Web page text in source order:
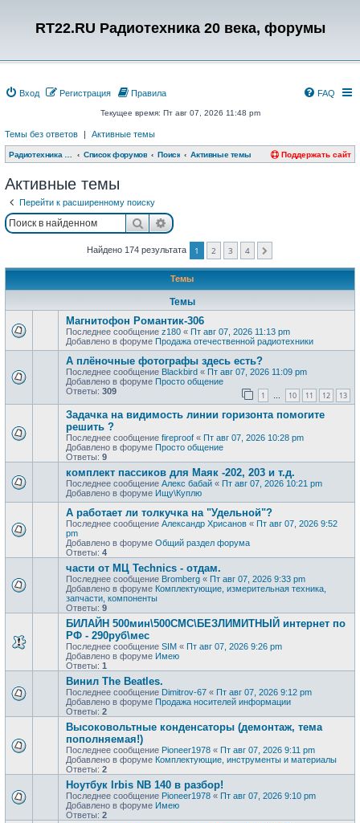
RT22.RU Радиотехника 20 века, форумы
Вход Регистрация FAQ
Правила
Текущее время: Пт авг 07, 2026 11:48 pm
Темы без ответов | Активные темы
Список форумов Поиск Активные темы Поддержать сайт
Активные темы
Перейти к расширенному поиску
ПоискРасширенный поиск
Найдено 174 результата 1 2 3 4
Темы
Темы
Магнитофон Романтик-306
Последнее сообщение z180 « Пт авг 07, 2026 11:13 pm
Добавлено в форуме Продажа отечественной радиотехники
А плёночные фотографы здесь есть?
Последнее сообщение Blackbird « Пт авг 07, 2026 11:09 pm
Добавлено в форуме Просто общение
Ответы: 309 1 10 11 12 13
Задачка на видимость линии горизонта помогите
решить ?
Последнее сообщение fireproof « Пт авг 07, 2026 10:28 pm
Добавлено в форуме Просто общение
Ответы: 9
комплект пассиков для Маяк -202, 203 и т.д.
Последнее сообщение Алекс бабай « Пт авг 07, 2026 10:21 pm
Добавлено в форуме Ищу\Куплю
А работает ли толкучка на "Удельной"?
Последнее сообщение Александр Хрисанов « Пт авг 07, 2026 9:52
pm
Добавлено в форуме Общий раздел форума
Ответы: 4
части от МЦ Technics - отдам.
Последнее сообщение Bromberg « Пт авг 07, 2026 9:33 pm
Добавлено в форуме Комплектующие, измерительная техника,
запчасти, компоненты
Ответы: 9
БИЛАЙН 500мин\500СМС\БЕЗЛИМИТНЫЙ интернет по
РФ - 290руб\мес
Последнее сообщение SIM « Пт авг 07, 2026 9:26 pm
Добавлено в форуме Имею
Ответы: 1
Винил The Beatles.
Последнее сообщение Dimitrov-67 « Пт авг 07, 2026 9:12 pm
Добавлено в форуме Продажa носителей информации
Ответы: 2
Высоковольтные конденсаторы (демонтаж, тема
пополняемая!)
Последнее сообщение Pioneer1978 « Пт авг 07, 2026 9:11 pm
Добавлено в форуме Комплектующие, инструменты и материалы
Ответы: 2
Ноутбук Irbis NB 140 в разбор!
Последнее сообщение Pioneer1978 « Пт авг 07, 2026 9:10 pm
Добавлено в форуме Имею
Ответы: 2